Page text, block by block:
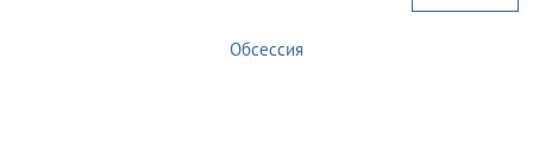
Обсессия